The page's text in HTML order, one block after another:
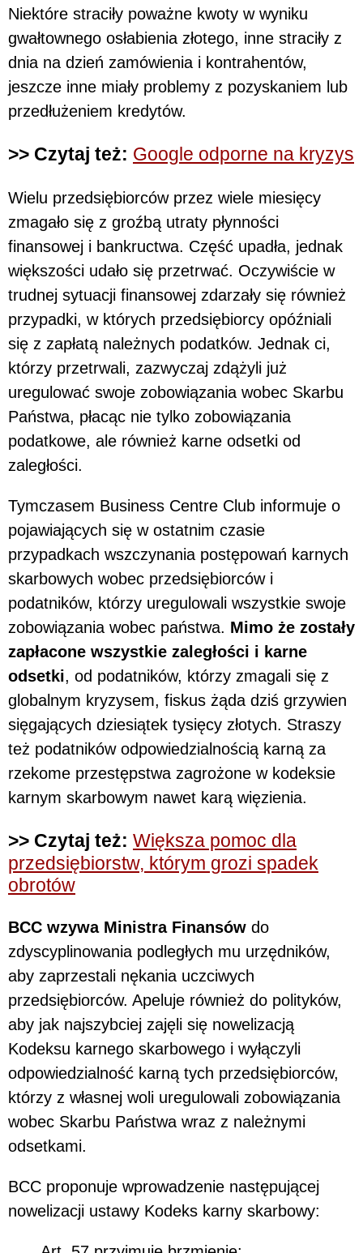
Niektóre straciły poważne kwoty w wyniku
gwałtownego osłabienia złotego, inne straciły z
dnia na dzień zamówienia i kontrahentów,
jeszcze inne miały problemy z pozyskaniem lub
przedłużeniem kredytów.
>> Czytaj też: Google odporne na kryzys
Wielu przedsiębiorców przez wiele miesięcy
zmagało się z groźbą utraty płynności
finansowej i bankructwa. Część upadła, jednak
większości udało się przetrwać. Oczywiście w
trudnej sytuacji finansowej zdarzały się również
przypadki, w których przedsiębiorcy opóźniali
się z zapłatą należnych podatków. Jednak ci,
którzy przetrwali, zazwyczaj zdążyli już
uregulować swoje zobowiązania wobec Skarbu
Państwa, płacąc nie tylko zobowiązania
podatkowe, ale również karne odsetki od
zaległości.
Tymczasem Business Centre Club informuje o
pojawiających się w ostatnim czasie
przypadkach wszczynania postępowań karnych
skarbowych wobec przedsiębiorców i
podatników, którzy uregulowali wszystkie swoje
zobowiązania wobec państwa. Mimo że zostały
zapłacone wszystkie zaległości i karne
odsetki, od podatników, którzy zmagali się z
globalnym kryzysem, fiskus żąda dziś grzywien
sięgających dziesiątek tysięcy złotych. Straszy
też podatników odpowiedzialnością karną za
rzekome przestępstwa zagrożone w kodeksie
karnym skarbowym nawet karą więzienia.
>> Czytaj też: Większa pomoc dla
przedsiębiorstw, którym grozi spadek
obrotów
BCC wzywa Ministra Finansów do
zdyscyplinowania podległych mu urzędników,
aby zaprzestali nękania uczciwych
przedsiębiorców. Apeluje również do polityków,
aby jak najszybciej zajęli się nowelizacją
Kodeksu karnego skarbowego i wyłączyli
odpowiedzialność karną tych przedsiębiorców,
którzy z własnej woli uregulowali zobowiązania
wobec Skarbu Państwa wraz z należnymi
odsetkami.
BCC proponuje wprowadzenie następującej
nowelizacji ustawy Kodeks karny skarbowy: